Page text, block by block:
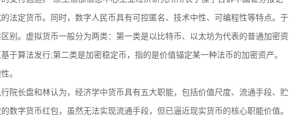
法定货币。同时，数字人民币具有可控匿名、技术中性、可编程性等特点。于
别。虚拟货币一般分为两类：第一类是以比特币、以太坊为代表的普通加密资
于算法发行;第二类是加密稳定币，指的是价值锚定某一种法币的加密资产。
。
长盘和林认为，经济学中货币具有五大职能，包括价值尺度、流通手段、贮
数字货币红包，虽然无法实现流通手段，但已逼近现实货币的核心职能价值。